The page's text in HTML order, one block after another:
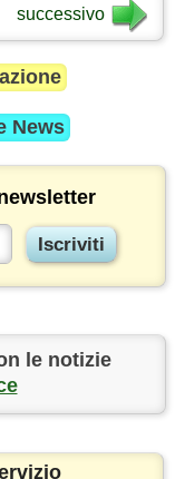
successivo
News
le notizie